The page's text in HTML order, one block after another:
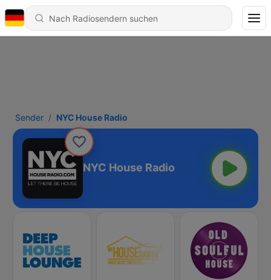
Sender NYC House Radio
NYC House Radio